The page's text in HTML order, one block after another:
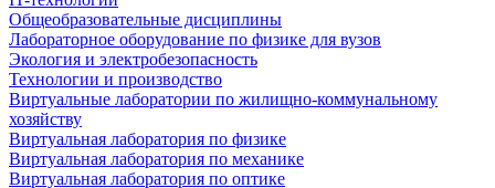
Общеобразовательные дисциплины
Лабораторное оборудование по физике для вузов
Экология и электробезопасность
Технологии и производство
Виртуальные лаборатории по жилищно-коммунальному
хозяйству
Виртуальная лаборатория по физике
Виртуальная лаборатория по механике
Виртуальная лаборатория по оптике